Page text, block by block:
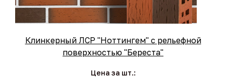
Клинкерный ЛСР "Ноттингем" с рельефной
поверхностью "Береста"
Цена за шт.: